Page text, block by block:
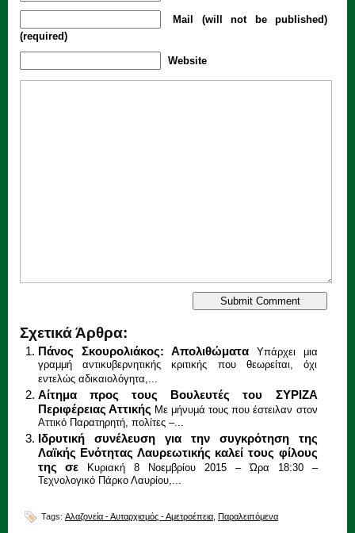
Mail (will not be published)
(required)
Website
Σχετικά Άρθρα:
Πάνος Σκουρολιάκος: Απολιθώματα Υπάρχει μια
γραμμή αντικυβερνητικής κριτικής που θεωρείται, όχι
εντελώς αδικαιολόγητα,...
Αίτημα προς τους Βουλευτές του ΣΥΡΙΖΑ
Περιφέρειας Αττικής Με μήνυμά τους που έστειλαν στον
Αττικό Παρατηρητή, πολίτες –...
Ιδρυτική συνέλευση για την συγκρότηση της
Λαϊκής Ενότητας Λαυρεωτικής καλεί τους φίλους
της σε
Κυριακή 8 Νοεμβρίου 2015 – Ώρα 18:30 –
Τεχνολογικό Πάρκο Λαυρίου,...
Tags: Αλαζονεία - Αυταρχισμός - Αμετροέπεια Παραλειπόμενα